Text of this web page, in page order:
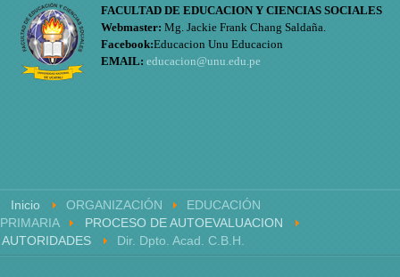
Educación
FACULTAD DE EDUCACION Y CIENCIAS SOCIALES
Webmaster: Mg. Jackie Frank Chang Saldaña.
Facebook:Educacion Unu Educacion
EMAIL: educacion@unu.edu.pe
Inicio ORGANIZACIÓN
EDUCACIÓN
PRIMARIA
PROCESO DE AUTOEVALUACION
AUTORIDADES
Dir. Dpto. Acad. C.B.H.